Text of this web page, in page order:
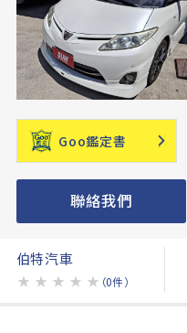
Goo鑑定書
聯絡我們
伯特汽車
★ ★ ★ ★ ★ （0件）